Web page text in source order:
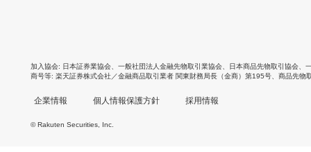
加入協会 日本証券業協会 一般社団法人金融先物取引業協会 日本商品先物取引協会
商号等 楽天証券株式会社／金融商品取引業者 関東財務局長（金商）第195号、商品先物
企業情報 個人情報保護方針 採用情報
© Rakuten Securities, Inc.